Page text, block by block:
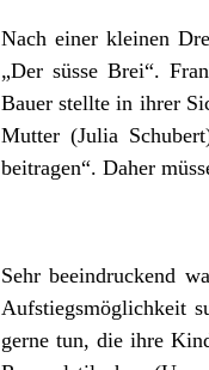
Nach einer kleinen
„Der süsse Brei“.
Bauer stellte in ihrer
Mutter (Julia
beitragen“. Daher
Sehr beeindruckend
Aufstiegsmöglichkeit
gerne tun, die ihre